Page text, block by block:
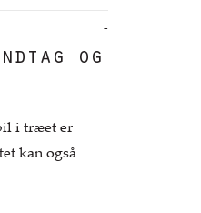
og
i træet er
kan også